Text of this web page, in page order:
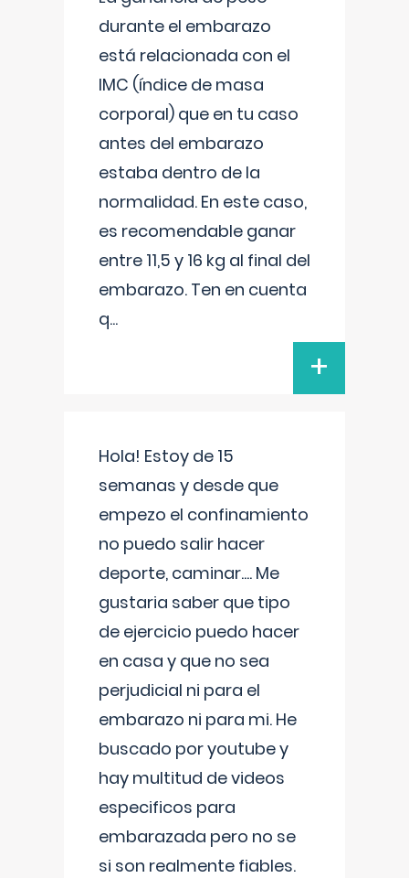
durante el embarazo
está relacionada con el
IMC (índice de masa
corporal) que en tu caso
antes del embarazo
estaba dentro de la
normalidad. En este caso,
es recomendable ganar
entre 11,5 y 16 kg al final del
embarazo. Ten en cuenta
q...
+
Hola! Estoy de 15
semanas y desde que
empezo el confinamiento
no puedo salir hacer
deporte, caminar.... Me
gustaria saber que tipo
de ejercicio puedo hacer
en casa y que no sea
perjudicial ni para el
embarazo ni para mi. He
buscado por youtube y
hay multitud de videos
especificos para
embarazada pero no se
si son realmente fiables.